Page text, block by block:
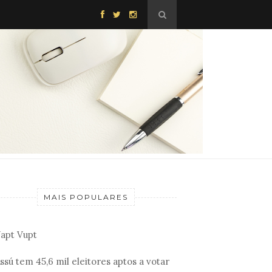
MAIS POPULARES
Vupt
tem 45,6 mil eleitores aptos a votar